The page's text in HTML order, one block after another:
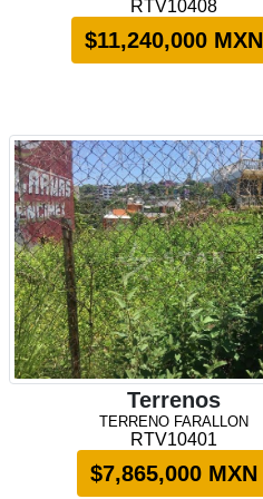
RTV10408
$11,240,000 MXN
Terrenos
TERRENO FARALLON
RTV10401
$7,865,000 MXN